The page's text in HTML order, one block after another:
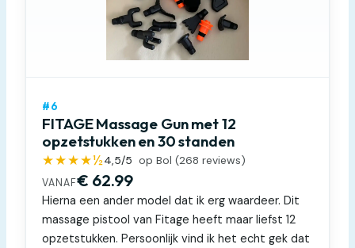
#6
FITAGE Massage Gun met 12
opzetstukken en 30 standen
★★★★½4,5/5 op Bol (268 reviews)
VANAF€ 62.99
Hierna een ander model dat ik erg waardeer. Dit
massage pistool van Fitage heeft maar liefst 12
opzetstukken. Persoonlijk vind ik het echt gek dat